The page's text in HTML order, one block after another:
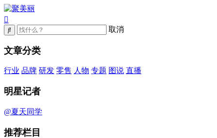
取消
文章分类
行业 品牌 研发 零售 人物 专题 图说 直播
明星记者
@夏天同学
推荐栏目